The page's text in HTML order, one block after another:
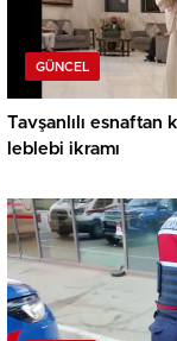
GÜNCEL
Tavşanlılı esnaftan
leblebi ikramı